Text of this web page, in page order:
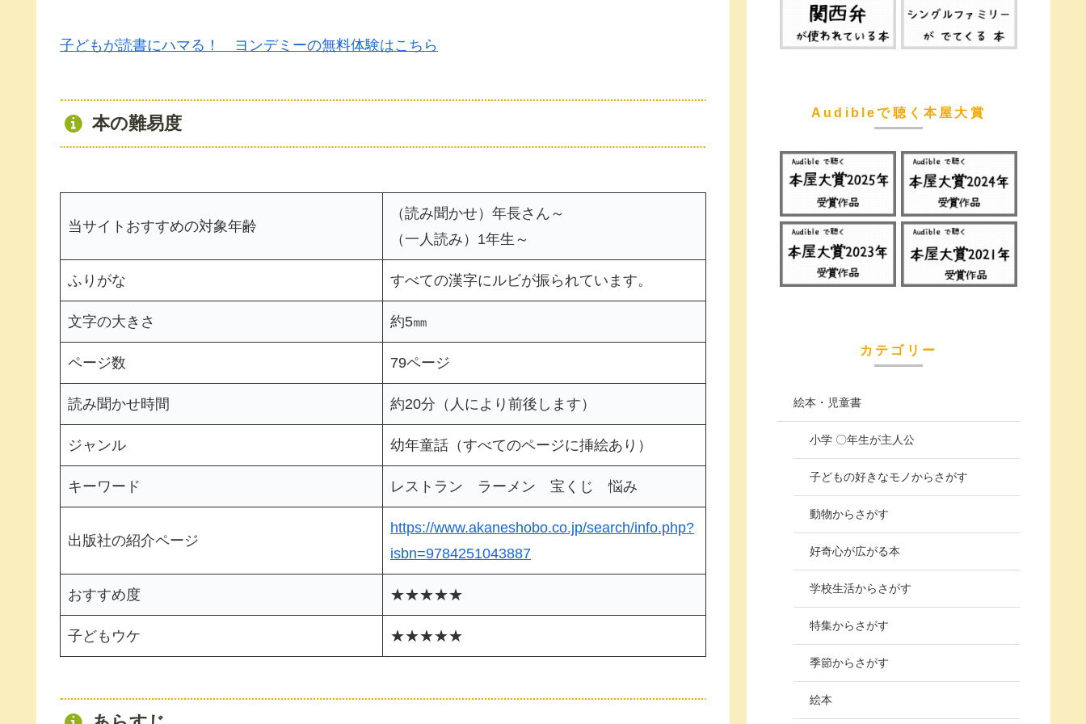
子どもが読書にハマる！ ヨンデミーの無料体験はこちら
本の難易度
当サイトおすすめの対象年齢
（読み聞かせ）年長さん～
（一人読み）1年生～
ふりがな すべての漢字にルビが振られています。
文字の大きさ 約5㎜
ページ数 79ページ
読み聞かせ時間 約20分（人により前後します）
ジャンル 幼年童話（すべてのページに挿絵あり）
キーワード レストラン ラーメン 宝くじ 悩み
出版社の紹介ページ
https://www.akaneshobo.co.jp/search/info.php?
isbn=9784251043887
おすすめ度 ★★★★★
子どもウケ ★★★★★
Audibleで聴く本屋大賞
カテゴリー
絵本・児童書
小学 〇年生が主人公
子どもの好きなモノからさがす
動物からさがす
好奇心が広がる本
学校生活からさがす
特集からさがす
季節からさがす
絵本